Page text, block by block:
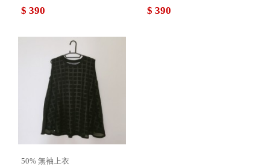
$ 390 $ 390
50% 無袖上衣